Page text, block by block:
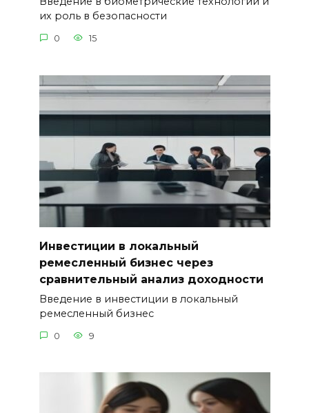
их роль в безопасности
0 15
Инвестиции в локальный
ремесленный бизнес через
сравнительный анализ доходности
Введение в инвестиции в локальный
ремесленный бизнес
0 9